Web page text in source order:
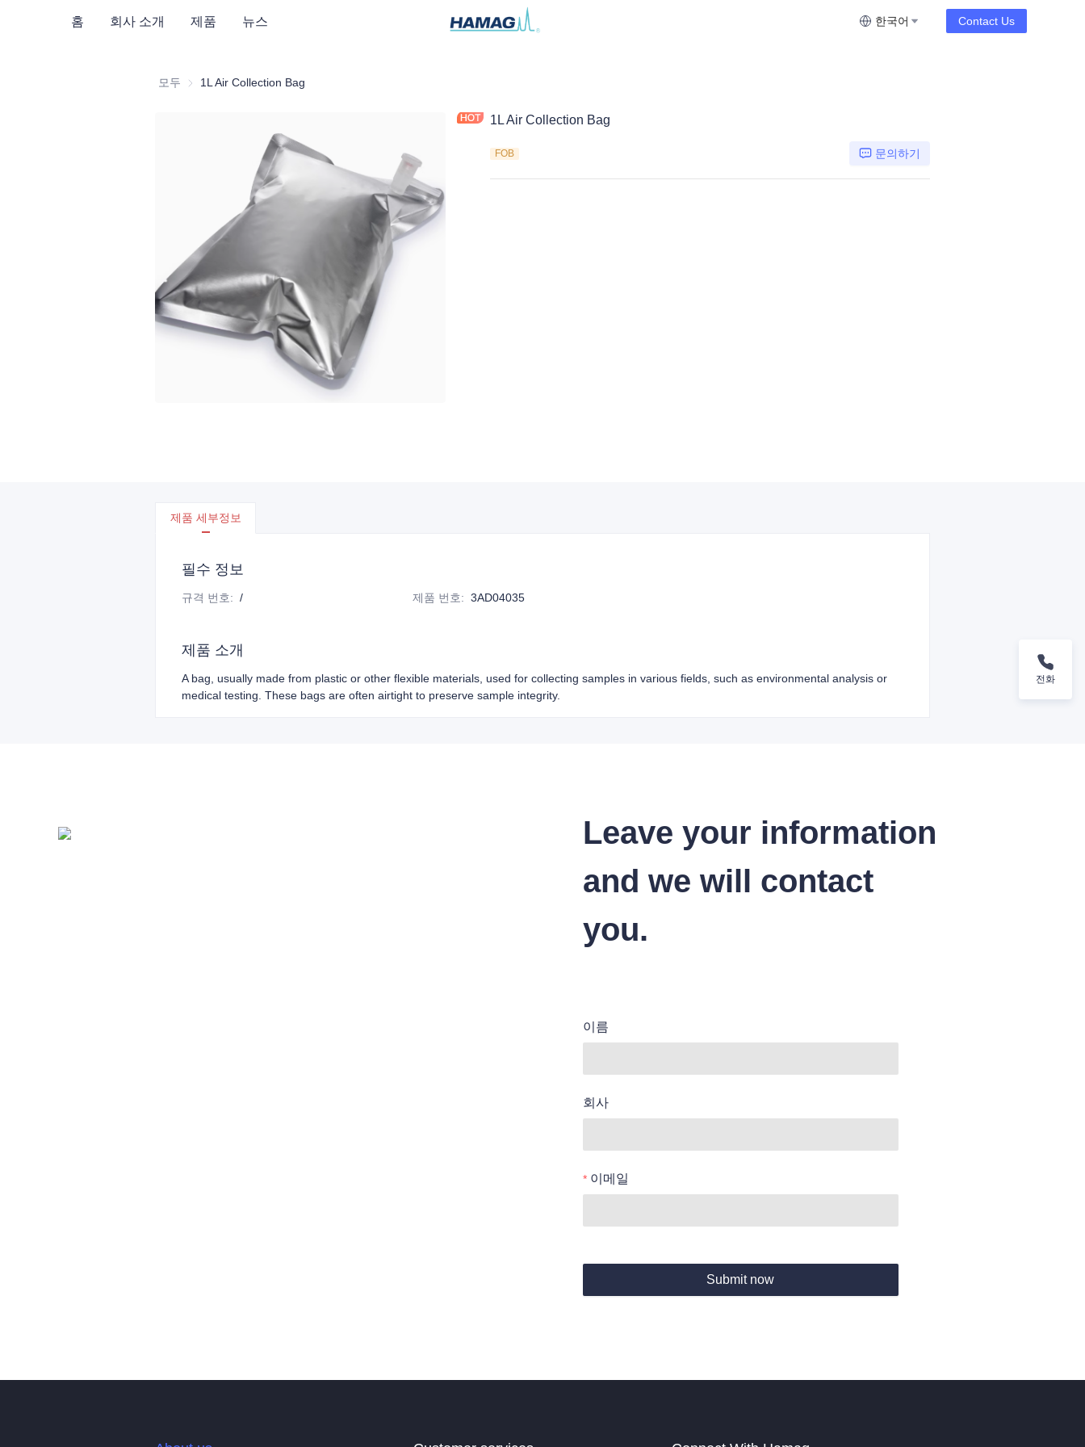
홈 회사 소개 제품 뉴스 한국어 Contact Us
모두 1L Air Collection Bag
1L Air Collection Bag
FOB 문의하기
제품 세부정보
필수 정보
규격 번호: / 제품 번호: 3AD04035
제품 소개
A bag, usually made from plastic or other flexible materials, used for collecting samples in various fields, such as environmental analysis or
medical testing. These bags are often airtight to preserve sample integrity.
Leave your information
and we will contact
you.
이름
회사
이메일
Submit now
전화